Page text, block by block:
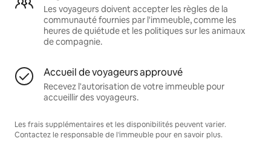
Les voyageurs doivent accepter les règles de la
communauté fournies par l'immeuble, comme les
heures de quiétude et les politiques sur les animaux
de compagnie.
Accueil de voyageurs approuvé
Recevez l'autorisation de votre immeuble pour
accueillir des voyageurs.
Les frais supplémentaires et les disponibilités peuvent varier.
Contactez le responsable de l'immeuble pour en savoir plus.